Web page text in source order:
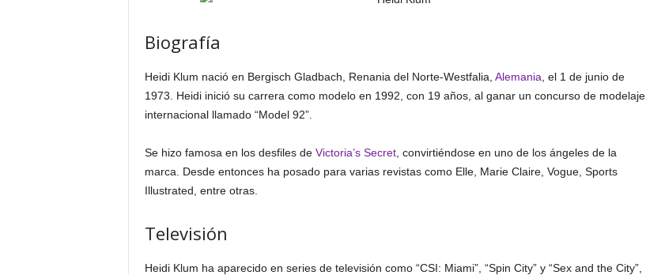
Biografía
Heidi Klum nació en Bergisch Gladbach, Renania del Norte-Westfalia, Alemania , el 1 de junio de
1973. Heidi inició su carrera como modelo en 1992, con 19 años, al ganar un concurso de modelaje
internacional llamado “Model 92”.
Se hizo famosa en los desfiles de Victoria’s Secret, convirtiéndose en uno de los ángeles de la
marca. Desde entonces ha posado para varias revistas como Elle, Marie Claire, Vogue, Sports
Illustrated, entre otras.
Televisión
Heidi Klum ha aparecido en series de televisión como “CSI: Miami”, “Spin City” y “Sex and the City”,